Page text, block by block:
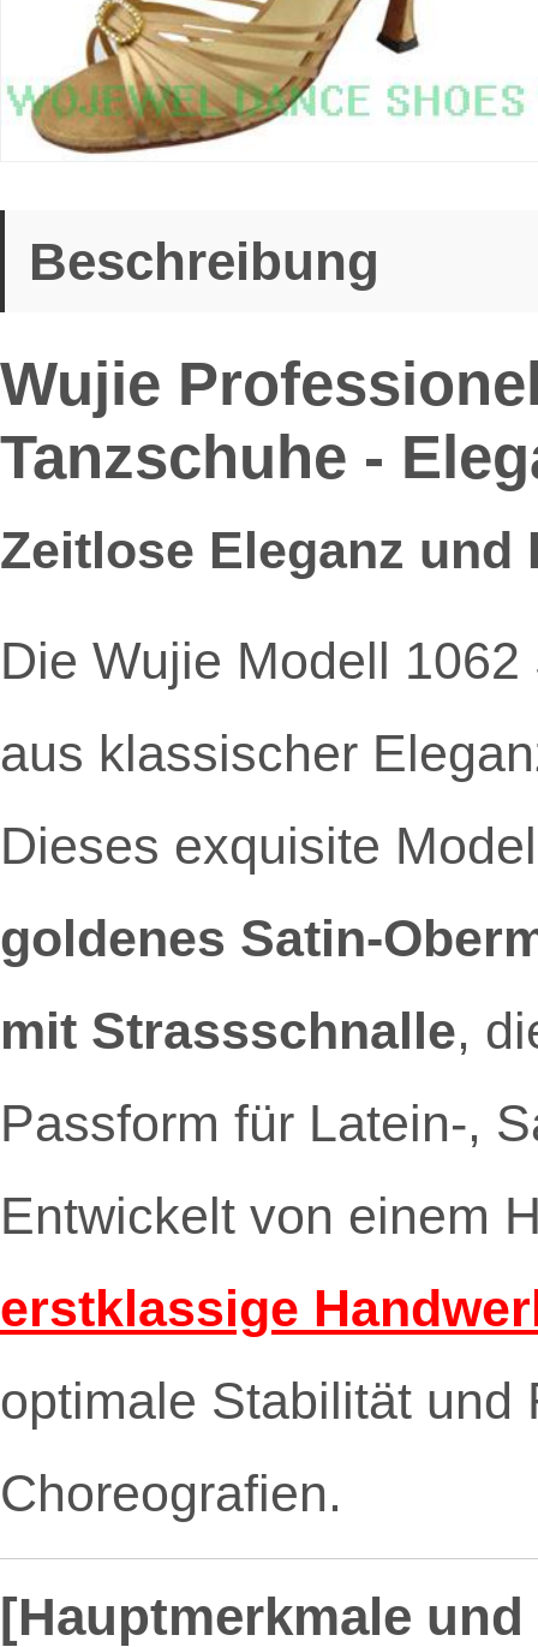
Beschreibung
Wujie
Tanzschuhe -
Zeitlose Eleganz und
Die Wujie Modell
aus klassischer
Dieses exquisite
goldenes Satin-
mit Strassschnalle,
Passform für Latein-,
Entwickelt von einem
erstklassige
optimale Stabilität und
Choreografien.
[Hauptmerkmale